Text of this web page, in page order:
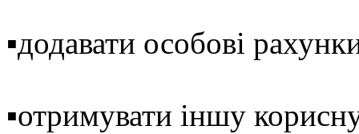
▪️додавати особові
▪️отримувати іншу